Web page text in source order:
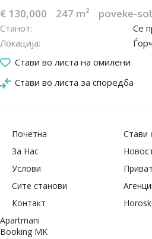
€ 130,000 247 m² poveke-
Станот
Се
Локација
Стави во листа на омилени
Стави во листа за споредба
11.04.2022
Почетна
Стави
За Нас
Услови
Сите станови
Контакт
Apartmani
Booking MK